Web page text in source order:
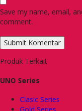
Save my name, email,
comment.
Produk Terkait
UNO Series
Clasic Series